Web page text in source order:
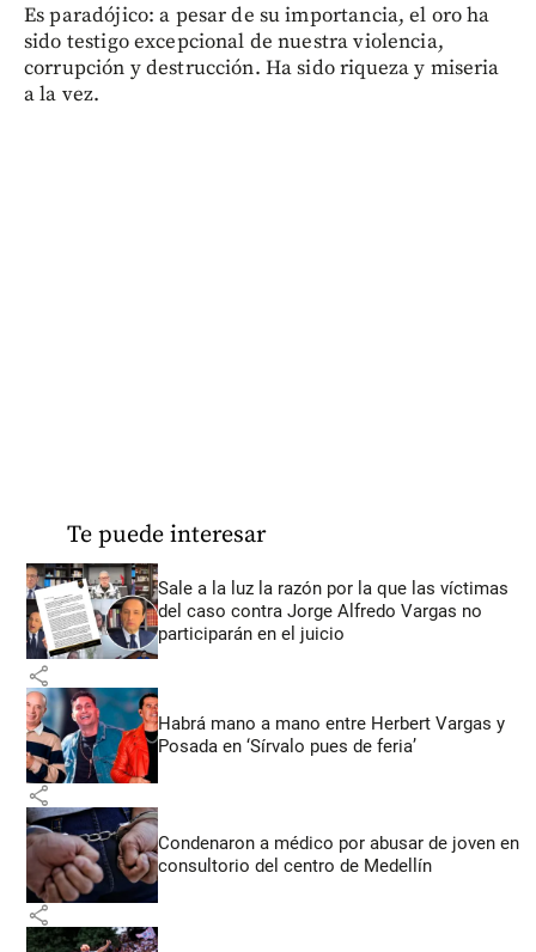
Es paradójico: a pesar de su importancia, el oro ha
sido testigo excepcional de nuestra violencia,
corrupción y destrucción. Ha sido riqueza y miseria
a la vez.
Te puede interesar
Sale a la luz la razón por la que las víctimas
del caso contra Jorge Alfredo Vargas no
participarán en el juicio
share
Habrá mano a mano entre Herbert Vargas y
Posada en ‘Sírvalo pues de feria’
share
Condenaron a médico por abusar de joven en
consultorio del centro de Medellín
share